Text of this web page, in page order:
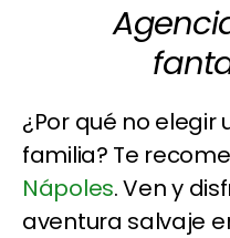
¿Por qué no elegir
familia? Te
Nápoles. Ven y
aventura salvaje